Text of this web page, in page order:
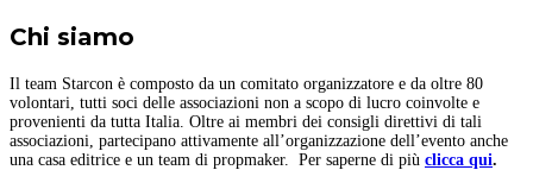
Chi siamo
Il team Starcon è composto da un comitato organizzatore e da oltre 80
volontari, tutti soci delle associazioni non a scopo di lucro coinvolte e
provenienti da tutta Italia. Oltre ai membri dei consigli direttivi di tali
associazioni, partecipano attivamente all’organizzazione dell’evento anche
una casa editrice e un team di propmaker. Per saperne di più clicca qui.